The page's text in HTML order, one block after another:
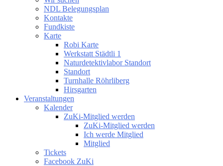
NDL Belegungsplan
Kontakte
Fundkiste
Karte
Robi Karte
Werkstatt Städtli 1
Naturdetektivlabor Standort
Standort
Turnhalle Röhrliberg
Hirsgarten
Veranstaltungen
Kalender
ZuKi-Mitglied werden
ZuKi-Mitglied werden
Ich werde Mitglied
Mitglied
Tickets
Facebook ZuKi